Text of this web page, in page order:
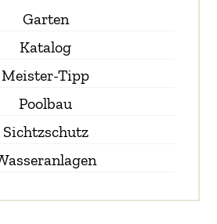
Garten
Katalog
Meister-Tipp
Poolbau
Sichtzschutz